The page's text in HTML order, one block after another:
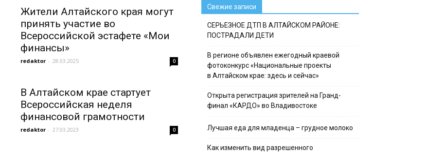
Жители Алтайского края могут
принять участие во
Всероссийской эстафете «Мои
финансы»
redaktor - 28.03.2025 0
В Алтайском крае стартует
Всероссийская неделя
финансовой грамотности
redaktor - 27.03.2023 0
Свежие записи
СЕРЬЕЗНОЕ ДТП В АЛТАЙСКОМ РАЙОНЕ:
ПОСТРАДАЛИ ДЕТИ
В регионе объявлен ежегодный краевой
фотоконкурс «Национальные проекты
в Алтайском крае: здесь и сейчас»
Открыта регистрация зрителей на Гранд-
финал «КАРДО» во Владивостоке
Лучшая еда для младенца – грудное молоко
Как изменить вид разрешенного